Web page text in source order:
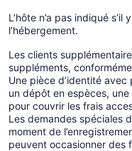
L’hôte n’a pas indiqué
l’hébergement.
Les clients
suppléments,
Une pièce d’identité
un dépôt en espèces,
pour couvrir les frais
Les demandes spéciales
moment de
peuvent occasionner des